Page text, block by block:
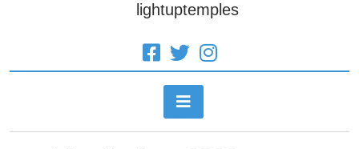
lightuptemples